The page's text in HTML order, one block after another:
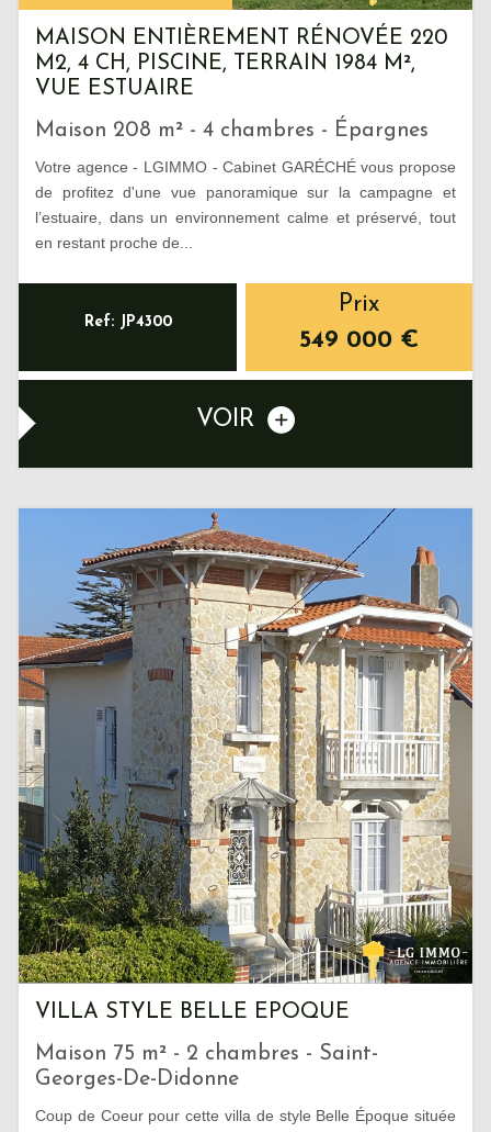
MAISON ENTIÈREMENT RÉNOVÉE 220
M2, 4 CH, PISCINE, TERRAIN 1984 M²,
VUE ESTUAIRE
Maison 208 m² - 4 chambres - Épargnes
Votre agence - LGIMMO - Cabinet GARÉCHÉ vous propose
de profitez d'une vue panoramique sur la campagne et
l’estuaire, dans un environnement calme et préservé, tout
en restant proche de...
Ref: JP4300
Prix
549 000 €
VOIR
VILLA STYLE BELLE EPOQUE
Maison 75 m² - 2 chambres - Saint-
Georges-De-Didonne
Coup de Coeur pour cette villa de style Belle Époque située